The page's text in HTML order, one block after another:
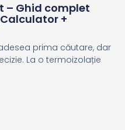
– Ghid complet
+
prima căutare, dar
La o termoizolație